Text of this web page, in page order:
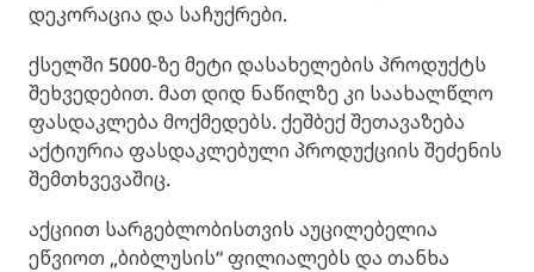
დეკორაცია და საჩუქრები.
ქსელში 5000-ზე მეტი დასახელების პროდუქტს
შეხვედებით. მათ დიდ ნაწილზე კი საახალწლო
ფასდაკლება მოქმედებს. ქეშბექ შეთავაზება
აქტიურია ფასდაკლებული პროდუქციის შეძენის
შემთხვევაშიც.
აქციით სარგებლობისთვის აუცილებელია
ეწვიოთ „ბიბლუსის“ ფილიალებს და თანხა